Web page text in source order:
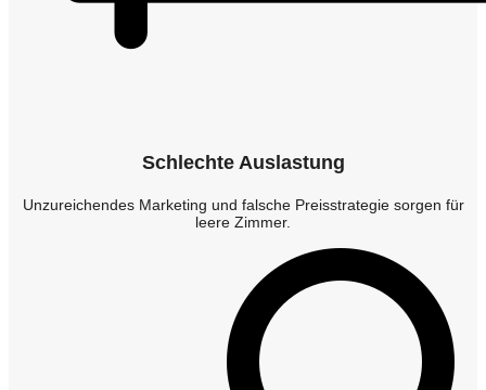
Schlechte Auslastung
Unzureichendes Marketing und falsche Preisstrategie sorgen für
leere Zimmer.